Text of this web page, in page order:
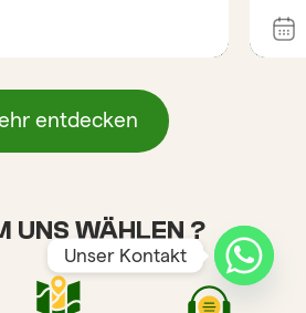
entdecken
UNS WÄHLEN ?
Unser Kontakt